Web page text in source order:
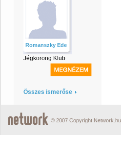
Romanszky Ede
Jégkorong Klub
Összes ismerőse
© 2007 Copyright